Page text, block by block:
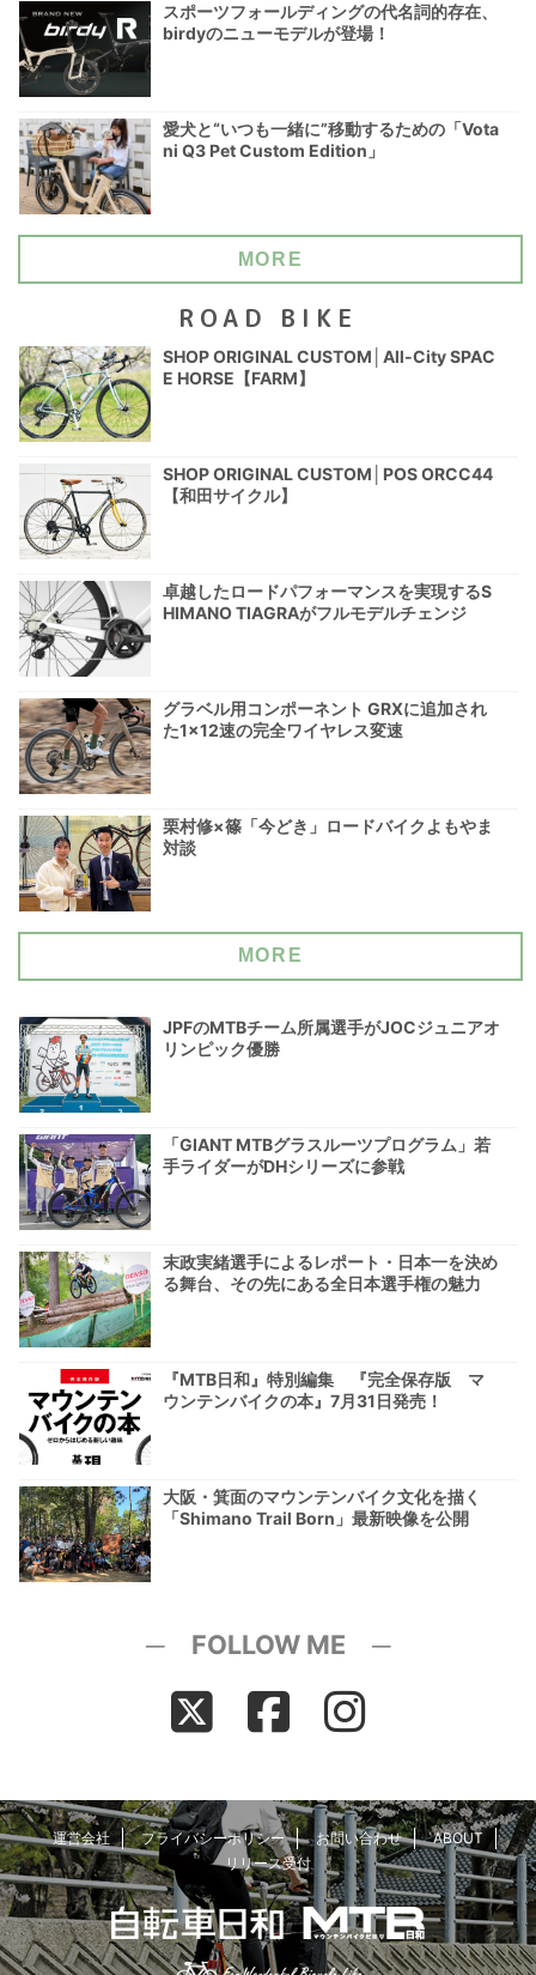
スポーツフォールディングの代名詞的存在、
birdyのニューモデルが登場！
愛犬と“いつも一緒に”移動するための「Vota
ni Q3 Pet Custom Edition」
MORE
ROAD BIKE
SHOP ORIGINAL CUSTOM│All-City SPAC
E HORSE【FARM】
SHOP ORIGINAL CUSTOM│POS ORCC44
【和田サイクル】
卓越したロードパフォーマンスを実現するS
HIMANO TIAGRAがフルモデルチェンジ
グラベル用コンポーネント GRXに追加され
た1×12速の完全ワイヤレス変速
栗村修×篠「今どき」ロードバイクよもやま
対談
MORE
JPFのMTBチーム所属選手がJOCジュニアオ
リンピック優勝
「GIANT MTBグラスルーツプログラム」若
手ライダーがDHシリーズに参戦
末政実緒選手によるレポート・日本一を決め
る舞台、その先にある全日本選手権の魅力
『MTB日和』特別編集 『完全保存版 マ
ウンテンバイクの本』7月31日発売！
大阪・箕面のマウンテンバイク文化を描く
「Shimano Trail Born」最新映像を公開
─ FOLLOW ME ─
運営会社 プライバシーポリシー お問い合わせ
ABOUT
リリース受付